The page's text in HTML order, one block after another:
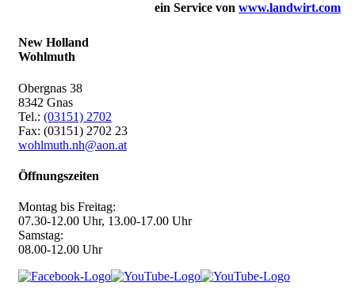
ein Service von www.landwirt.com
New Holland
Wohlmuth
Obergnas 38
8342 Gnas
Tel.: (03151) 2702
Fax: (03151) 2702 23
wohlmuth.nh@aon.at
Öffnungszeiten
Montag bis Freitag:
07.30-12.00 Uhr, 13.00-17.00 Uhr
Samstag:
08.00-12.00 Uhr